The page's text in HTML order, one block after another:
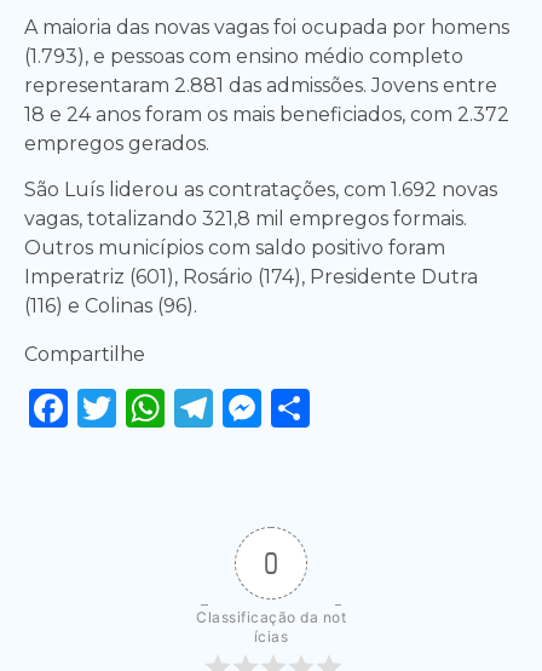
A maioria das novas vagas foi ocupada por homens
(1.793), e pessoas com ensino médio completo
representaram 2.881 das admissões. Jovens entre
18 e 24 anos foram os mais beneficiados, com 2.372
empregos gerados.
São Luís liderou as contratações, com 1.692 novas
vagas, totalizando 321,8 mil empregos formais.
Outros municípios com saldo positivo foram
Imperatriz (601), Rosário (174), Presidente Dutra
(116) e Colinas (96).
Compartilhe
Facebook
Twitter
WhatsApp
Telegram
Messenger
0
Classificação da not
ícias